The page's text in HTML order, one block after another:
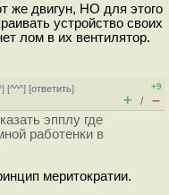
же двигун, НО для этого
устройство своих
лом в их вентилятор.
] [^^^] [ответить]
+9
+ / –
эпплу где
работенки в
меритократии.